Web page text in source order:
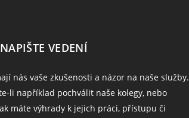
NAPIŠTE VEDENÍ
nás vaše zkušenosti a názor na naše služby.
li například pochválit naše kolegy, nebo
máte výhrady k jejich práci, přístupu či